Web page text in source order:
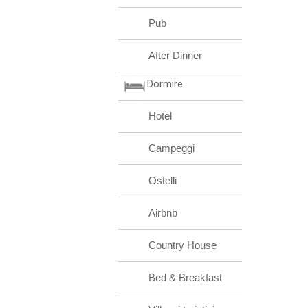
Pub
After Dinner
Dormire
Hotel
Campeggi
Ostelli
Airbnb
Country House
Bed & Breakfast